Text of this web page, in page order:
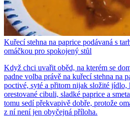
Kuřecí stehna na paprice podávaná s
omáčkou pro spokojený stůl
Když chci uvařit oběd, na kterém se
padne volba právě na kuřecí stehna na
poctivé, syté a přitom nijak složité jídlo,
orestované cibuli, sladké paprice a
tomu sedí překvapivě dobře, protože
z ní není jen obyčejná příloha.